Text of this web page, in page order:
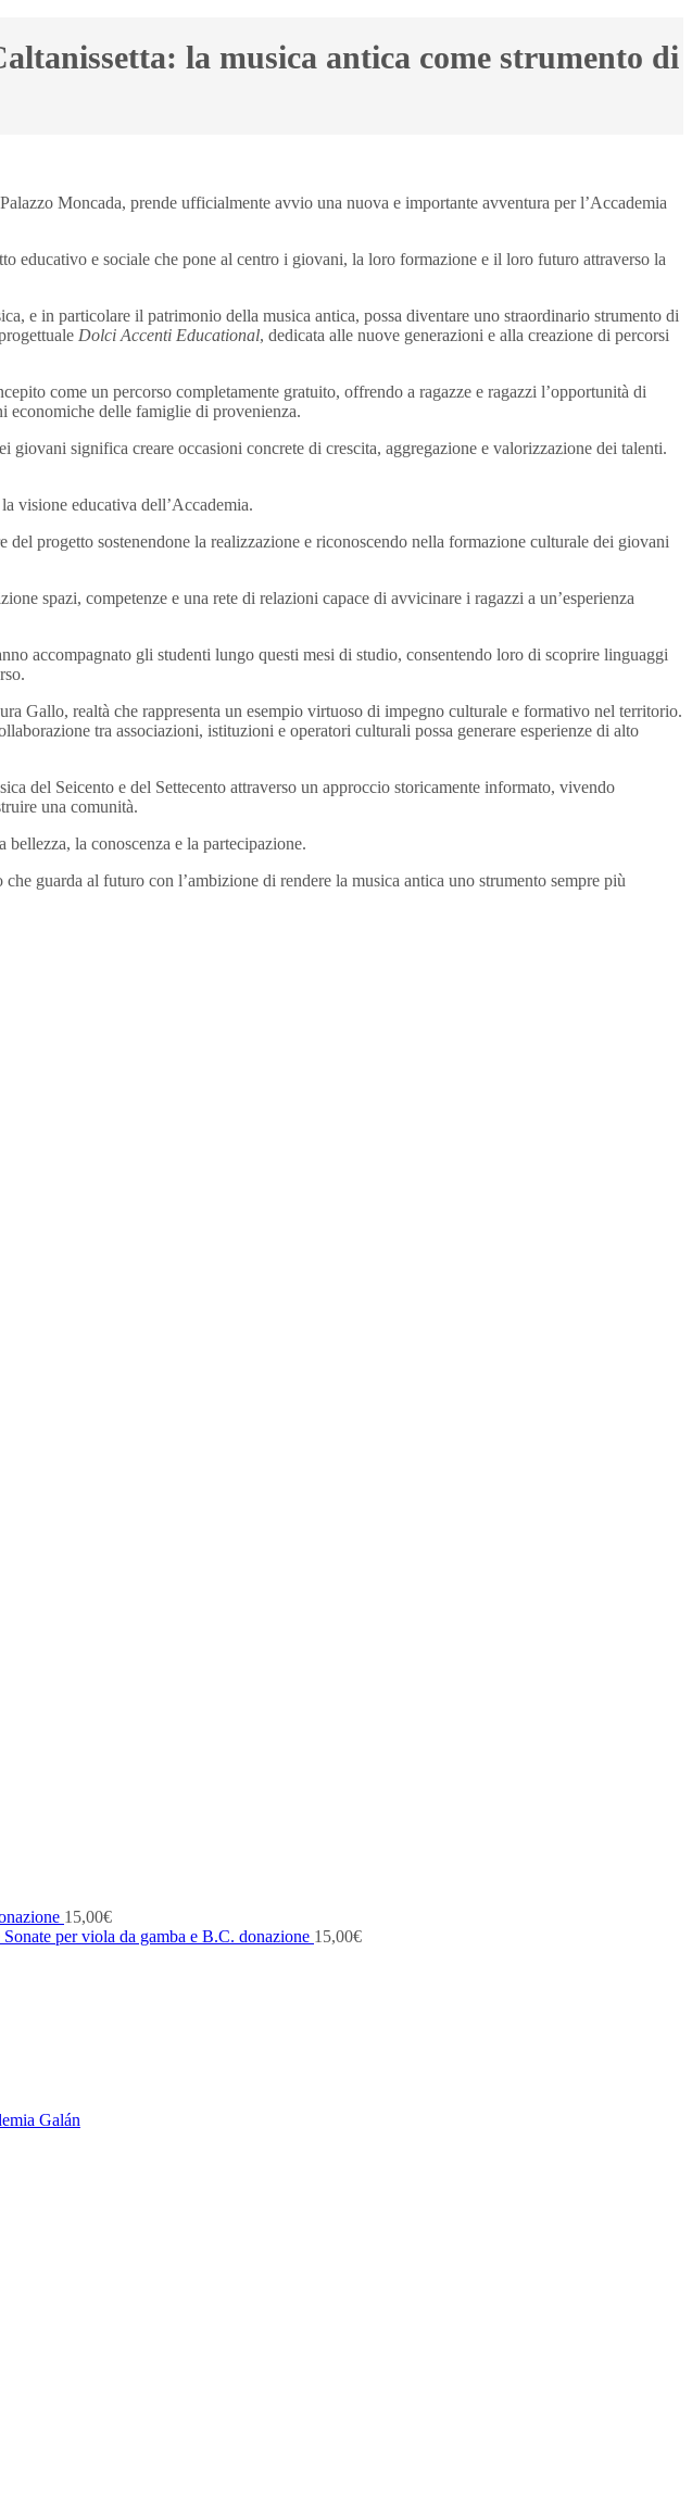
la musica antica come strumento di
Moncada, prende ufficialmente avvio una nuova e importante avventura per l’Accademia
educativo e sociale che pone al centro i giovani, la loro formazione e il loro futuro attraverso la
e in particolare il patrimonio della musica antica, possa diventare uno straordinario strumento di
Dolci Accenti Educational, dedicata alle nuove generazioni e alla creazione di percorsi
come un percorso completamente gratuito, offrendo a ragazze e ragazzi l’opportunità di
economiche delle famiglie di provenienza.
significa creare occasioni concrete di crescita, aggregazione e valorizzazione dei talenti.
visione educativa dell’Accademia.
progetto sostenendone la realizzazione e riconoscendo nella formazione culturale dei giovani
spazi, competenze e una rete di relazioni capace di avvicinare i ragazzi a un’esperienza
accompagnato gli studenti lungo questi mesi di studio, consentendo loro di scoprire linguaggi
Gallo, realtà che rappresenta un esempio virtuoso di impegno culturale e formativo nel territorio.
tra associazioni, istituzioni e operatori culturali possa generare esperienze di alto
del Seicento e del Settecento attraverso un approccio storicamente informato, vivendo
una comunità.
la conoscenza e la partecipazione.
guarda al futuro con l’ambizione di rendere la musica antica uno strumento sempre più
15,00€
per viola da gamba e B.C. donazione 15,00€
Galán